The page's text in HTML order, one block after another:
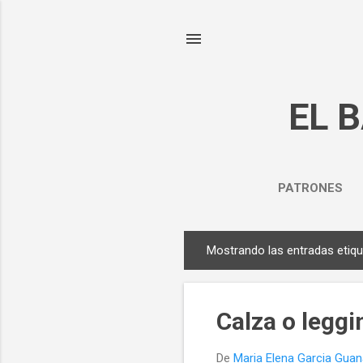
EL
PATRONES
n
Mostrando las entradas
Calza o
De Maria Elena Garcia